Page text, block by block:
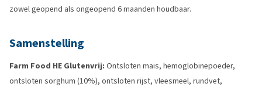
zowel geopend als ongeopend 6 maanden houdbaar.
Samenstelling
Farm Food HE Glutenvrij: Ontsloten mais, hemoglobinepoeder,
ontsloten sorghum (10%), ontsloten rijst, vleesmeel, rundvet,